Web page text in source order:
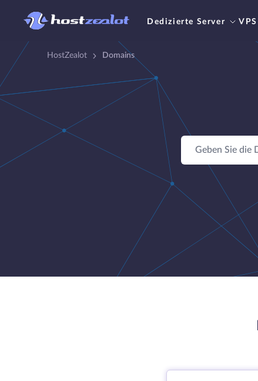
Dedizierte Server VPS
HostZealot Domains